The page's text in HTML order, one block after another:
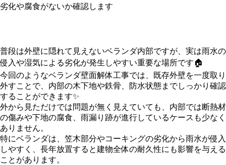
劣化や腐食がないか確認します
普段は外壁に隠れて見えないベランダ内部ですが、実は雨水の
侵入や湿気による劣化が発生しやすい重要な場所です🏠
今回のようなベランダ壁面解体工事では、既存外壁を一度取り
外すことで、内部の木下地や鉄骨、防水状態までしっかり確認
することができます✨
外から見ただけでは問題が無く見えていても、内部では断熱材
の傷みや下地の腐食、雨漏り跡が進行しているケースも少なく
ありません。
特にベランダは、笠木部分やコーキングの劣化から雨水が侵入
しやすく、長年放置すると建物全体の耐久性にも影響を与える
ことがあります。